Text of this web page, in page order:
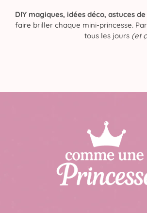
DIY magiques, idées déco, astuces
faire briller chaque mini-princesse.
tous les jours (et